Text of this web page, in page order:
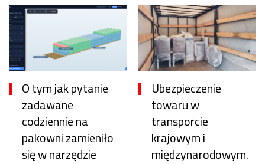
O tym jak pytanie
zadawane
codziennie na
pakowni zamieniło
się w narzędzie
Ubezpieczenie
towaru w
transporcie
krajowym i
międzynarodowym.